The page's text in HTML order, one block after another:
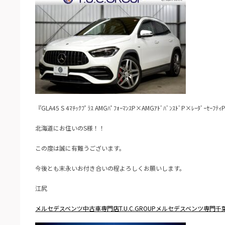
『GLA45 S 4ﾏﾁｯｸﾌﾟﾗｽ AMGﾊﾟﾌｫｰﾏﾝｽP×AMGｱﾄﾞﾊﾞﾝｽﾄﾞP×ﾚｰﾀﾞｰｾｰﾌﾃｨP
北海道にお住いのS様！！
この度は誠に有難うございます。
今後とも末永いお付き合いの程よろしくお願いします。
江尻
メルセデスベンツ中古車専門店T.U.C.GROUPメルセデスベンツ専門千